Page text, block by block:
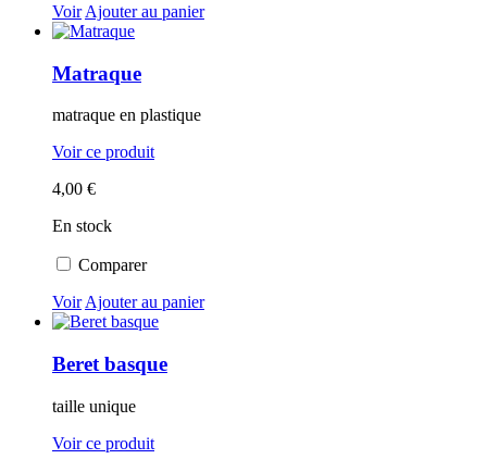
Voir Ajouter au panier
Matraque
matraque en plastique
Voir ce produit
4,00 €
En stock
Comparer
VoirAjouter au panier
Beret basque
taille unique
Voir ce produit